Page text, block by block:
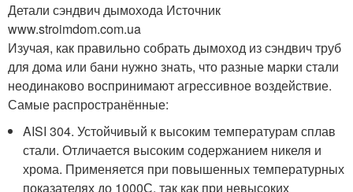
Детали сэндвич дымохода Источник
www.stroimdom.com.ua
Изучая, как правильно собрать дымоход из сэндвич труб
для дома или бани нужно знать, что разные марки стали
неодинаково воспринимают агрессивное воздействие.
Самые распространённые:
AISI 304. Устойчивый к высоким температурам сплав
стали. Отличается высоким содержанием никеля и
хрома. Применяется при повышенных температурных
показателях до 1000С, так как при невысоких